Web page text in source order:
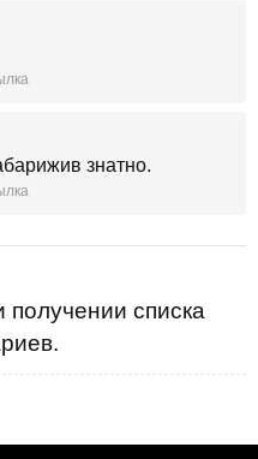
знатно.
списка